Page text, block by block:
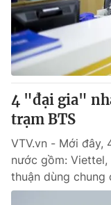
4 "đại gia"
trạm BTS
VTV.vn - Mới đây,
nước gồm: Viettel,
thuận dùng chung